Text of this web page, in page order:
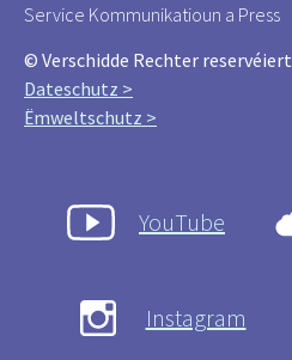
Service Kommunikatioun a Press
© Verschidde Rechter reservéiert
Dateschutz >
Ëmweltschutz >
YouTube
Instagram